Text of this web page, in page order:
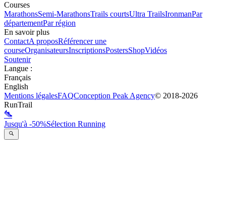
Courses
MarathonsSemi-MarathonsTrails courtsUltra TrailsIronmanPar
départementPar région
En savoir plus
ContactA proposRéférencer une
courseOrganisateursInscriptionsPostersShopVidéos
Soutenir
Langue :
Français
English
Mentions légalesFAQConception Peak Agency© 2018-2026
RunTrail
Jusqu'à -50%Sélection Running